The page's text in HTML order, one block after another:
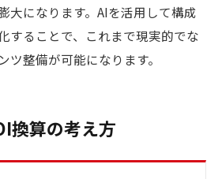
大になります。AIを活用して構成
することで、これまで現実的でな
ツ整備が可能になります。
換算の考え方